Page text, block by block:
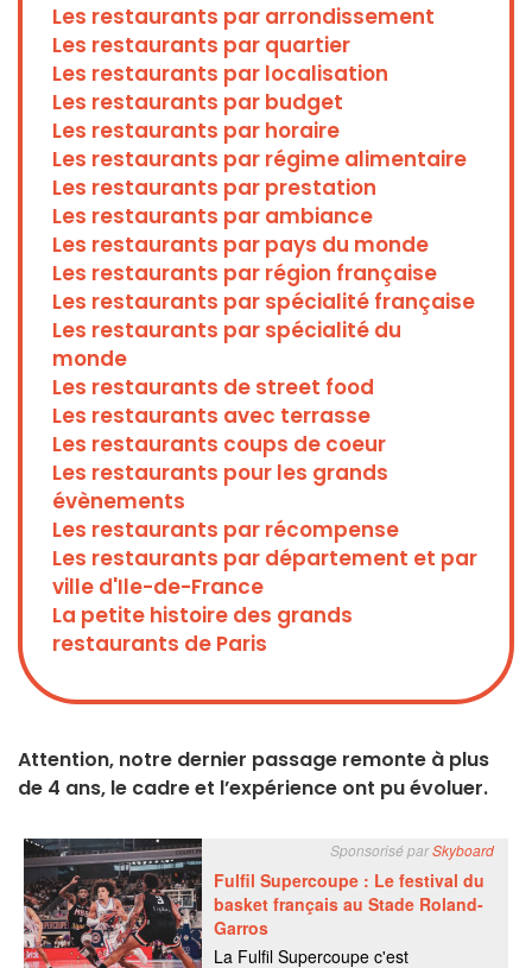
Les restaurants par arrondissement
Les restaurants par quartier
Les restaurants par localisation
Les restaurants par budget
Les restaurants par horaire
Les restaurants par régime alimentaire
Les restaurants par prestation
Les restaurants par ambiance
Les restaurants par pays du monde
Les restaurants par région française
Les restaurants par spécialité française
Les restaurants par spécialité du
monde
Les restaurants de street food
Les restaurants avec terrasse
Les restaurants coups de coeur
Les restaurants pour les grands
évènements
Les restaurants par récompense
Les restaurants par département et par
ville d'Ile-de-France
La petite histoire des grands
restaurants de Paris
Attention, notre dernier passage remonte à plus
de 4 ans, le cadre et l’expérience ont pu évoluer.